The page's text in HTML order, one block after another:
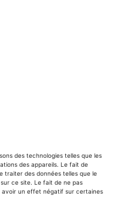
des technologies telles que les
des appareils. Le fait de
traiter des données telles que le
ce site. Le fait de ne pas
un effet négatif sur certaines